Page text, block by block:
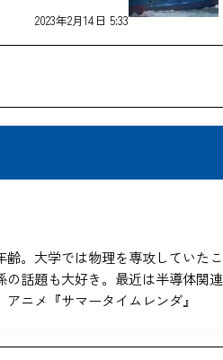
2023年2月14日 5:33
。大学では物理を専攻していたこ
話題も大好き。最近は半導体関連
ニメ『サマータイムレンダ』